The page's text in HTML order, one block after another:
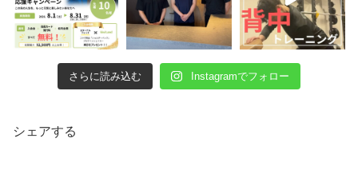
さらに読み込む Instagramでフォロー
シェアする